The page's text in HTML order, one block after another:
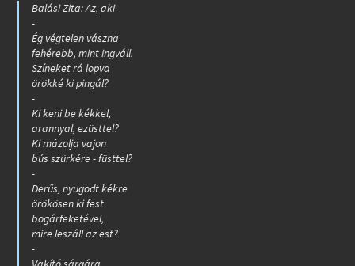
Balási Zita:Az, aki
-
Ég végtelen vászna
fehérebb, mint ingváll.
Színeket rá lopva
örökké ki pingál?
-
Ki keni be kékkel,
arannyal, ezüsttel?
Ki mázolja vajon
bús szürkére - füsttel?
-
Derűs, nyugodt kékre
örökösen ki fest
bogárfeketével,
mire leszáll az est?
-